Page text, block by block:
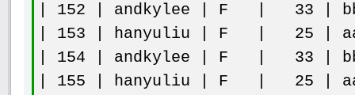
| 152 | andkylee | F | 33 |
| 153 | hanyuliu | F | 25 |
| 154 | andkylee | F | 33 |
| 155 | hanyuliu | F | 25 |